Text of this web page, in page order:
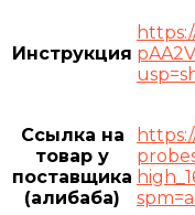
Инструкция
Ссылка на
товар у
поставщика
(алибаба)